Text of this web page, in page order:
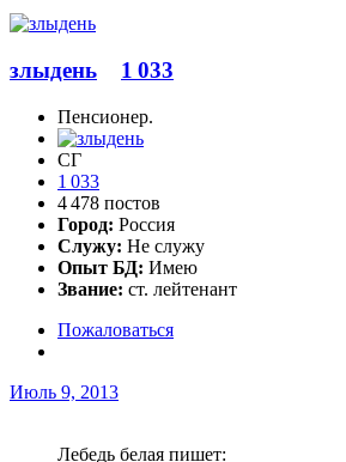
злыдень 1 033
Пенсионер.
СГ
1 033
4 478 постов
Город: Россия
Служу: Не служу
Опыт БД: Имею
Звание: ст. лейтенант
Пожаловаться
Июль 9, 2013
Лебедь белая пишет: